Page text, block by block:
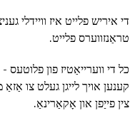
די איריש פלייט איז וויידלי
טראַנזווערס פלייט.
כל די ווערייאַטיז פון
קענען אויך לייגן געלט צו
צין פייַפן און אָקאַרינאַ.